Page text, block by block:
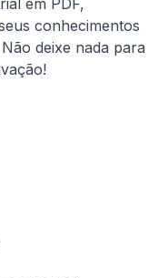
em PDF,
conhecimentos
deixe nada para